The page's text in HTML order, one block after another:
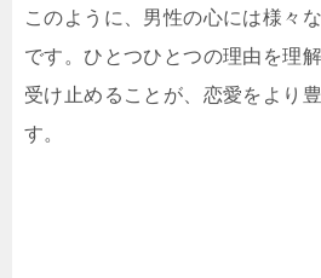
このように、男性の心には様々
です。ひとつひとつの理由を理
受け止めることが、恋愛をより
す。